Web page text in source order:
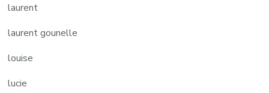
laurent
laurent gounelle
louise
lucie